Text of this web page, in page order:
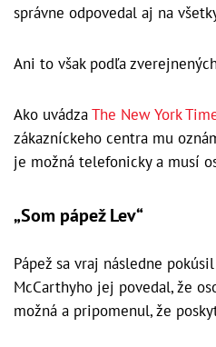
správne odpovedal aj na
Ani to však podľa
Ako uvádzaThe New York
zákazníckeho centra mu
je možná telefonicky a musí
„Som pápež Lev“
Pápež sa vraj následne
McCarthyho jej povedal, že
možná a pripomenul, že